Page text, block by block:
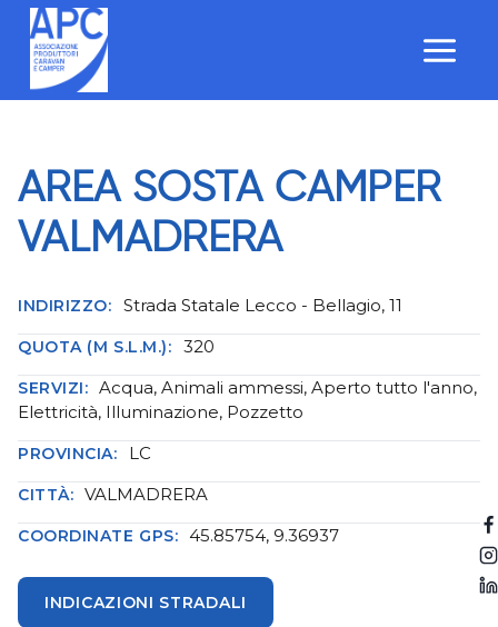
Salta
contenuto
AREA SOSTA CAMPER
VALMADRERA
INDIRIZZO: Strada Statale Lecco - Bellagio, 11
QUOTA (M S.L.M.): 320
SERVIZI: Acqua, Animali ammessi, Aperto tutto l'anno,
Elettricità, Illuminazione, Pozzetto
PROVINCIA: LC
CITTÀ: VALMADRERA
COORDINATE GPS: 45.85754, 9.36937
INDICAZIONI STRADALI